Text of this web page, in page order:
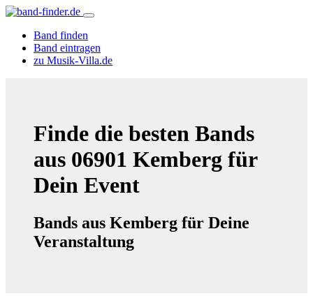
Band finden
Band eintragen
zu Musik-Villa.de
Finde die besten Bands
aus 06901 Kemberg für
Dein Event
Bands aus Kemberg für Deine
Veranstaltung